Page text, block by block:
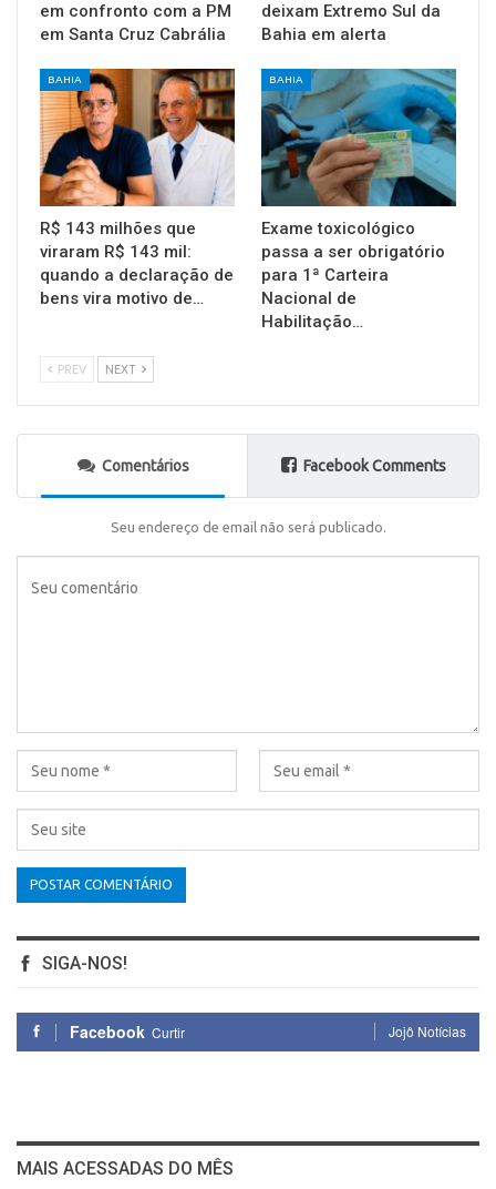
em confronto com a PM
em Santa Cruz Cabrália
deixam Extremo Sul da
Bahia em alerta
BAHIA
R$ 143 milhões que
viraram R$ 143 mil:
quando a declaração de
bens vira motivo de…
BAHIA
Exame toxicológico
passa a ser obrigatório
para 1ª Carteira
Nacional de
Habilitação…
PREV NEXT
Comentários Facebook Comments
Seu endereço de email não será publicado.
SIGA-NOS!
Facebook Curtir Jojô Notícias
MAIS ACESSADAS DO MÊS